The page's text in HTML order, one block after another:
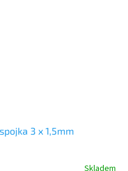
3 x 1,5mm